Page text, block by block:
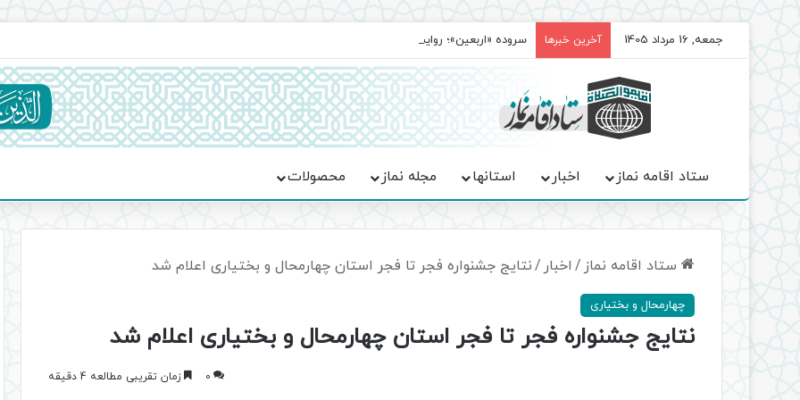
جمعه, 16 مرداد 1405 آخرین خبرها سروده‌ «اربعین»؛ روایت حماسه، استقامت و تمدن‌سازی امت اسلامی
ستاد اقامه نماز اخبار استانها مجله نماز محصولات
ستاد اقامه نماز / اخبار /نتایج جشنواره فجر تا فجر استان چهارمحال و بختیاری اعلام شد
چهارمحال و بختیاری
نتایج جشنواره فجر تا فجر استان چهارمحال و بختیاری اعلام شد
0 زمان تقریبی مطالعه 4 دقیقه